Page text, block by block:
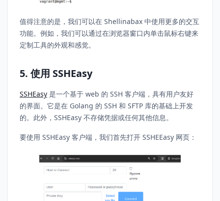
值得注意的是，我们可以在 Shellinabax 中使用更多的交互
功能。例如，我们可以通过在浏览器窗口内单击鼠标右键来
定制工具的外观和感觉。
5. 使用 SSHEasy
SSHEasy 是一个基于 web 的 SSH 客户端，具有用户友好
的界面。它是在 Golang 的 SSH 和 SFTP 库的基础上开发
的。此外，SSHEasy 不存储凭据或任何其他信息。
要使用 SSHEasy 客户端，我们首先打开 SSHEEasy 网页：